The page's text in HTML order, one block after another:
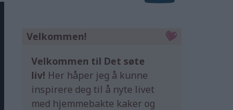
Velkommen!
Velkommen til Det søte
liv! Her håper jeg å kunne
inspirere deg til å nyte livet
med hjemmebakte kaker og